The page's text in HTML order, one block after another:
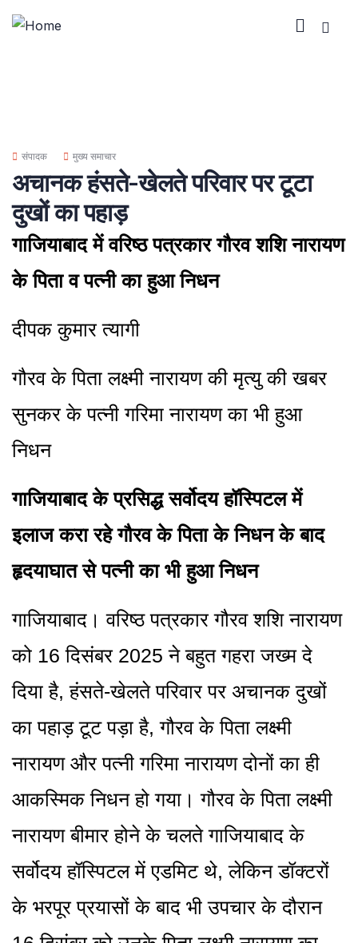
संपादक मुख्य समाचार
अचानक हंसते-खेलते परिवार पर टूटा
दुखों का पहाड़
गाजियाबाद में वरिष्ठ पत्रकार गौरव शशि नारायण
के पिता व पत्नी का हुआ निधन
दीपक कुमार त्यागी
गौरव के पिता लक्ष्मी नारायण की मृत्यु की खबर
सुनकर के पत्नी गरिमा नारायण का भी हुआ
निधन
गाजियाबाद के प्रसिद्ध सर्वोदय हॉस्पिटल में
इलाज करा रहे गौरव के पिता के निधन के बाद
हृदयाघात से पत्नी का भी हुआ निधन
गाजियाबाद। वरिष्ठ पत्रकार गौरव शशि नारायण
को 16 दिसंबर 2025 ने बहुत गहरा जख्म दे
दिया है, हंसते-खेलते परिवार पर अचानक दुखों
का पहाड़ टूट पड़ा है, गौरव के पिता लक्ष्मी
नारायण और पत्नी गरिमा नारायण दोनों का ही
आकस्मिक निधन हो गया। गौरव के पिता लक्ष्मी
नारायण बीमार होने के चलते गाजियाबाद के
सर्वोदय हॉस्पिटल में एडमिट थे, लेकिन डॉक्टरों
के भरपूर प्रयासों के बाद भी उपचार के दौरान